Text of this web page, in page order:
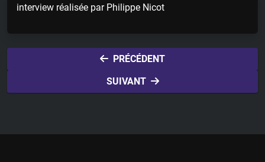
s
interview réalisée par Philippe Nicot
PRÉCÉDENT
SUIVANT